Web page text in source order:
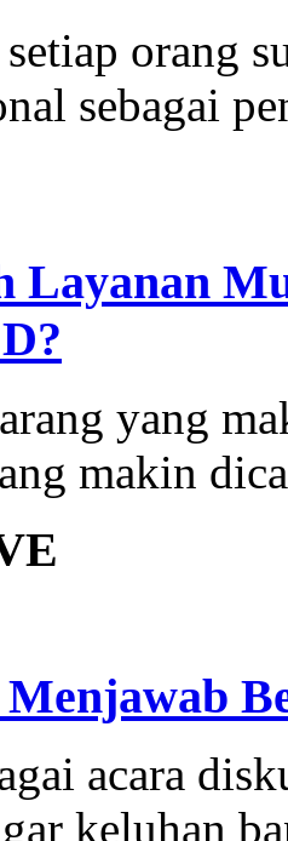
orang
sebagai
Layanan
yang
makin
acara
keluhan